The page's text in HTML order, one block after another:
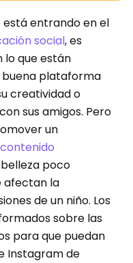
está entrando en el
social, es
lo que están
buena plataforma
creatividad o
sus amigos. Pero
un
contenido
poco
afectan la
de un niño. Los
sobre las
para que puedan
Instagram de